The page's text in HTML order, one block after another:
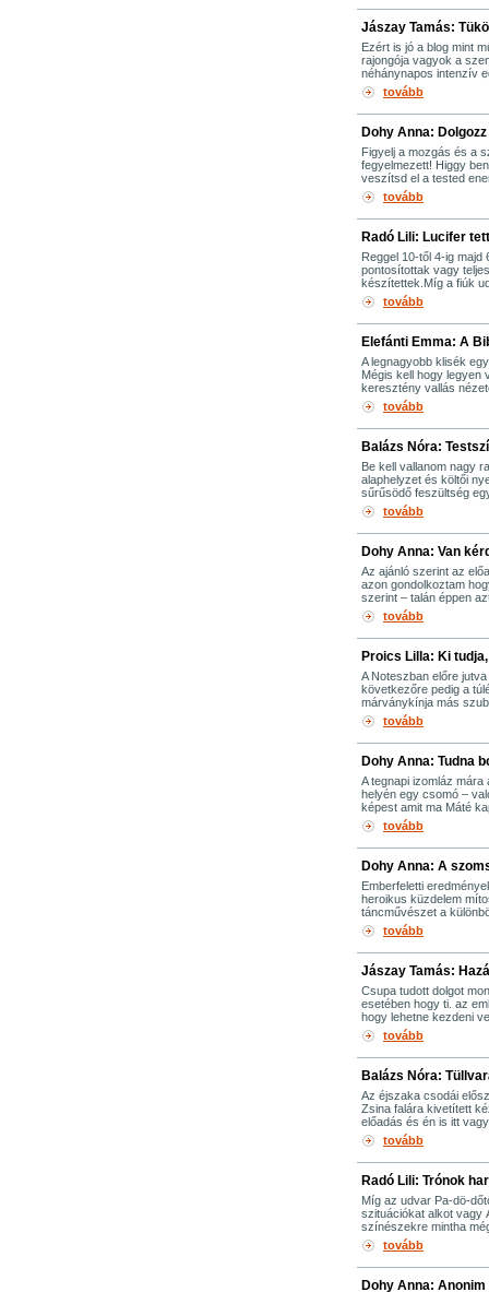
Jászay Tamás:
Ezért is jó a blog mint
rajongója vagyok a
néhánynapos intenzív
tovább
Dohy Anna:
Figyelj a mozgás és a
fegyelmezett! Higgy
veszítsd el a tested
tovább
Radó Lili: Lucifer
Reggel 10-től 4-ig majd
pontosítottak vagy
készítettek.Míg a fiúk
tovább
Elefánti Emma: A
A legnagyobb klisék
Mégis kell hogy legyen
keresztény vallás
tovább
Balázs Nóra:
Be kell vallanom nagy
alaphelyzet és költői
sűrűsödő feszültség
tovább
Dohy Anna: Van
Az ajánló szerint az
azon gondolkoztam
szerint – talán éppen
tovább
Proics Lilla: Ki
A Noteszban előre
következőre pedig a
márványkínja más
tovább
Dohy Anna: Tudna
A tegnapi izomláz
helyén egy csomó –
képest amit ma Máté
tovább
Dohy Anna: A
Emberfeletti
heroikus küzdelem
táncművészet a
tovább
Jászay Tamás:
Csupa tudott dolgot
esetében hogy ti. az
hogy lehetne kezdeni
tovább
Balázs Nóra:
Az éjszaka csodái
Zsina falára kivetített
előadás és én is itt
tovább
Radó Lili: Trónok
Míg az udvar Pa-dö-
szituációkat alkot vagy
színészekre mintha
tovább
Dohy Anna: